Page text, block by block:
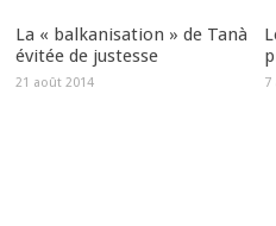
La « balkanisation » de Tanà
évitée de justesse
21 août 2014 7